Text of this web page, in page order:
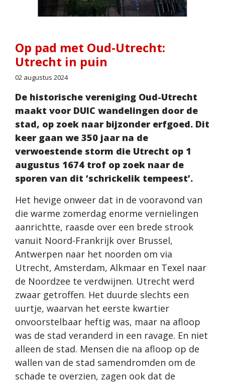
Op pad met Oud-Utrecht:
Utrecht in puin
02 augustus 2024
De historische vereniging Oud-Utrecht
maakt voor DUIC wandelingen door de
stad, op zoek naar bijzonder erfgoed. Dit
keer gaan we 350 jaar na de
verwoestende storm die Utrecht op 1
augustus 1674 trof op zoek naar de
sporen van dit ‘schrickelik tempeest’.
Het hevige onweer dat in de vooravond van
die warme zomerdag enorme vernielingen
aanrichtte, raasde over een brede strook
vanuit Noord-Frankrijk over Brussel,
Antwerpen naar het noorden om via
Utrecht, Amsterdam, Alkmaar en Texel naar
de Noordzee te verdwijnen. Utrecht werd
zwaar getroffen. Het duurde slechts een
uurtje, waarvan het eerste kwartier
onvoorstelbaar heftig was, maar na afloop
was de stad veranderd in een ravage. En niet
alleen de stad. Mensen die na afloop op de
wallen van de stad samendromden om de
schade te overzien, zagen ook dat de